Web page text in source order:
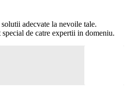
adecvate la nevoile tale.
de catre expertii in domeniu.